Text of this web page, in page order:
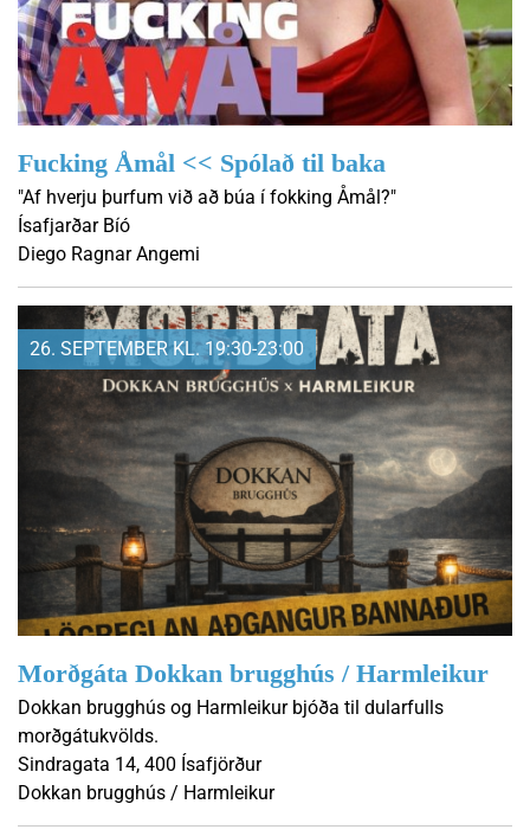
Fucking Åmål << Spólað til baka
"Af hverju þurfum við að búa í fokking Åmål?"
Ísafjarðar Bíó
Diego Ragnar Angemi
Morðgáta Dokkan brugghús / Harmleikur
26. SEPTEMBER KL. 19:30-23:00
Dokkan brugghús og Harmleikur bjóða til dularfulls
morðgátukvölds.
Sindragata 14, 400 Ísafjörður
Dokkan brugghús / Harmleikur